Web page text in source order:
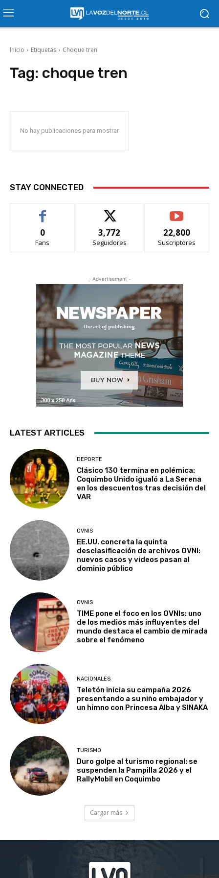
Inicio Etiquetas Choque tren
Tag: choque tren
No hay publicaciones para mostrar
STAY CONNECTED
0
Fans
3,772
Seguidores
22,800
Suscriptores
- Advertisement -
LATEST ARTICLES
DEPORTE
Clásico 130 termina en polémica:
Coquimbo Unido igualó a La Serena
en los descuentos tras decisión del
VAR
OVNIS
EE.UU. concreta la quinta
desclasificación de archivos OVNI:
nuevos casos y videos pasan al
dominio público
OVNIS
TIME pone el foco en los OVNIs: uno
de los medios más influyentes del
mundo destaca el cambio de mirada
sobre el fenómeno
NACIONALES
Teletón inicia su campaña 2026
presentando a su niño embajador y
un himno con Princesa Alba y SINAKA
TURISMO
Duro golpe al turismo regional: se
suspenden la Pampilla 2026 y el
RallyMobil en Coquimbo
Cargar más